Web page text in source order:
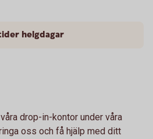
helgdagar
drop-in-kontor under våra
oss och få hjälp med ditt